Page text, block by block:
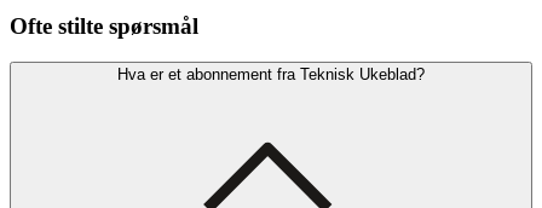
Ofte stilte spørsmål
Hva er et abonnement fra Teknisk Ukeblad?